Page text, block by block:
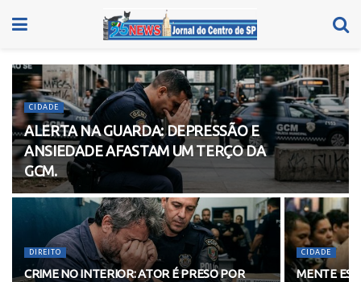
CIDADE
ALERTA NA GUARDA: DEPRESSÃO E
ANSIEDADE AFASTAM UM TERÇO DA
GCM.
DIREITO
CRIME NO INTERIOR: ATOR É PRESO POR
CIDADE
MENTE